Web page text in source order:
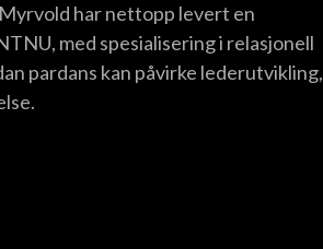
har nettopp levert en
med spesialisering i relasjonell
pardans kan påvirke lederutvikling,